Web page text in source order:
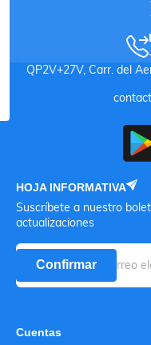
QP2V+27V, Carr. del
HOJA INFORMATIVA
Suscríbete a nuestro
actualizaciones
Confirmar
Cuentas